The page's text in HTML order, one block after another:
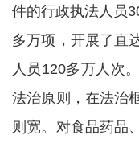
件的行政执法人员
多万项，开展了直
人员120多万人次
法治原则，在法治
则宽。对食品药品